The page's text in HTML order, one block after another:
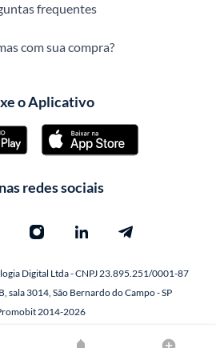
frequentes
com sua compra?
o Aplicativo
redes sociais
Digital Ltda - CNPJ 23.895.251/0001-87
sala 3014, São Bernardo do Campo - SP
2014-2026